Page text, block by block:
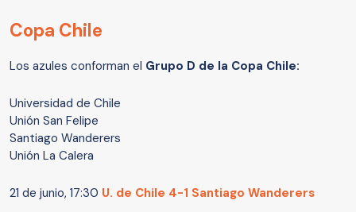
Copa Chile
Los azules conforman el Grupo D de la Copa Chile:
Universidad de Chile
Unión San Felipe
Santiago Wanderers
Unión La Calera
21 de junio, 17:30 U. de Chile 4-1 Santiago Wanderers